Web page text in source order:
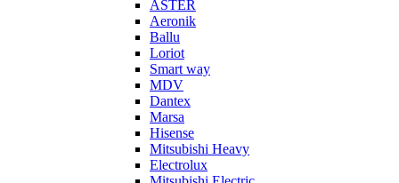
ASTER
Aeronik
Ballu
Loriot
Smart way
MDV
Dantex
Marsa
Hisense
Mitsubishi Heavy
Electrolux